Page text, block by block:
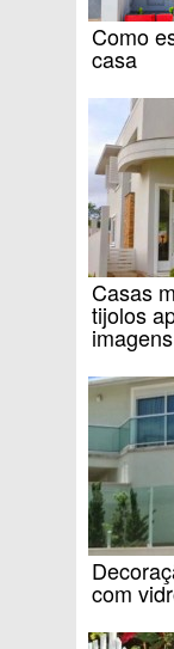
Como
casa
Casas
tijolos
imagens
com